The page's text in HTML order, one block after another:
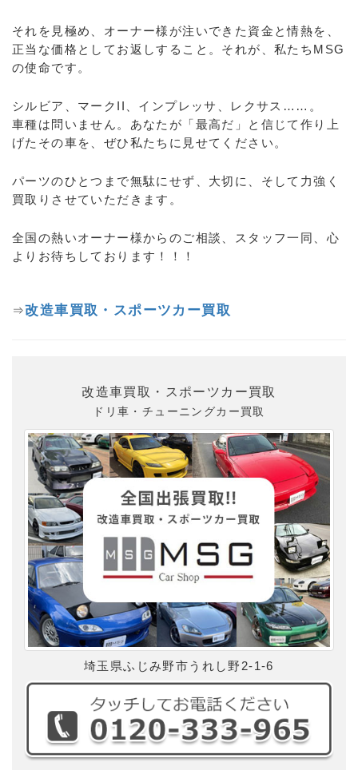
それを見極め、オーナー様が注いできた資金と情熱を、
正当な価格としてお返しすること。それが、私たちMSG
の使命です。
シルビア、マークII、インプレッサ、レクサス……。
車種は問いません。あなたが「最高だ」と信じて作り上
げたその車を、ぜひ私たちに見せてください。
パーツのひとつまで無駄にせず、大切に、そして力強く
買取りさせていただきます。
全国の熱いオーナー様からのご相談、スタッフ一同、心
よりお待ちしております！！！
⇒改造車買取・スポーツカー買取
改造車買取・スポーツカー買取
ドリ車・チューニングカー買取
埼玉県ふじみ野市うれし野2-1-6